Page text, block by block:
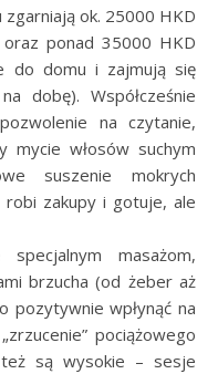
ok. 25000 HKD
ponad 35000 HKD
do domu i zajmują się
dobę). Współcześnie
na czytanie,
włosów suchym
suszenie mokrych
robi zakupy i gotuje, ale
masażom,
brzucha (od żeber aż
pozytywnie wpłynąć na
pociążowego
też są wysokie – sesje